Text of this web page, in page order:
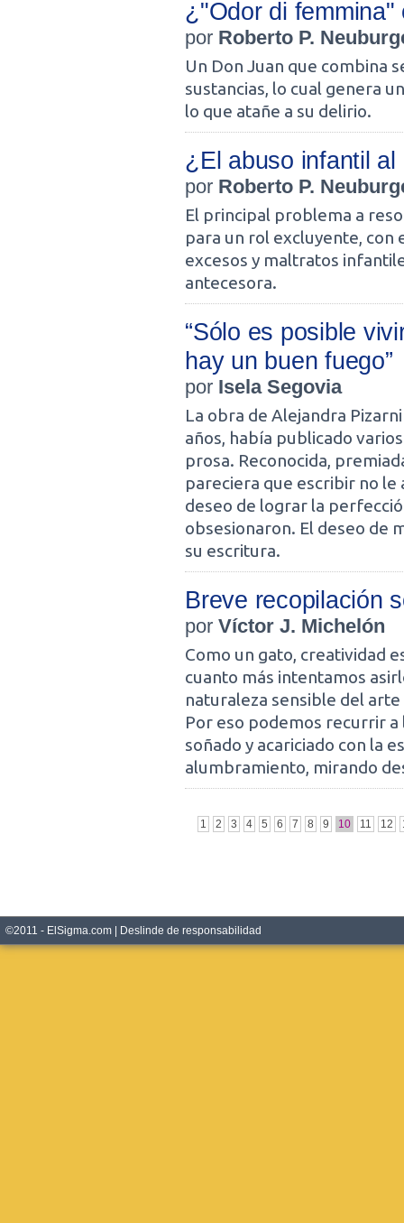
¿"Odor di
por Roberto P.
Un Don Juan que combina
sustancias, lo cual genera
lo que atañe a su delirio.
¿El abuso infantil al
por Roberto P.
El principal problema a
para un rol excluyente, con
excesos y maltratos
antecesora.
“Sólo es posible
hay un buen fuego”
por Isela Segovia
La obra de Alejandra
años, había publicado
prosa. Reconocida,
pareciera que escribir no le
deseo de lograr la
obsesionaron. El deseo de
su escritura.
Breve recopilación
por Víctor J. Michelón
Como un gato, creatividad
cuanto más intentamos
naturaleza sensible del
Por eso podemos recurrir a
soñado y acariciado con la
alumbramiento, mirando
1 2 3 4 5 6 7 8 9 10 11 12
©2011 - ElSigma.com | Deslinde de responsabilidad